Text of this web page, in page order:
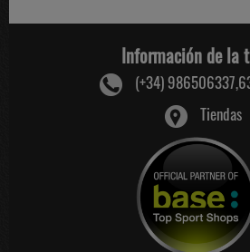
Información de la
(+34)
Tiendas